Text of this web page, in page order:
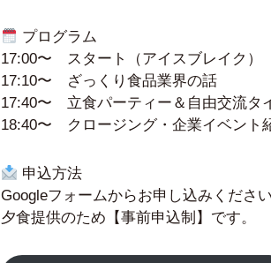
プログラム
17:00〜 スタート（アイスブレイク）
17:10〜 ざっくり食品業界の話
17:40〜 立食パーティー＆自由交流タ
18:40〜 クロージング・企業イベント
申込方法
Googleフォームからお申し込みください
夕食提供のため【事前申込制】です。